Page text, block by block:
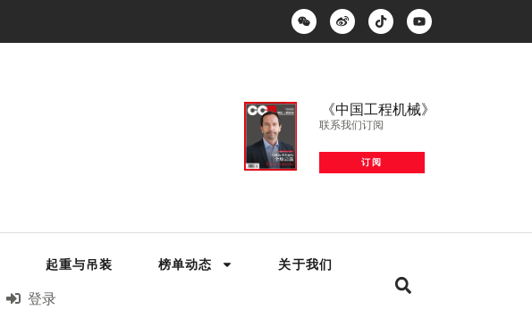
《中国工程机械》
联系我们订阅
订阅
起重与吊装 榜单动态
关于我们
登录